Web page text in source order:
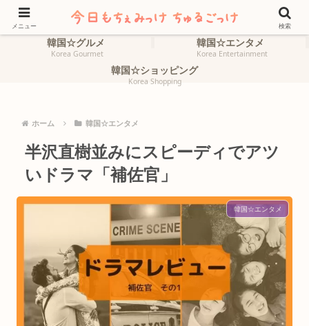
ホーム
HOME
韓国☆旅行
韓国☆グルメ
Korea Gourmet
韓国☆エンタメ
Korea Entertainment
韓国☆ショッピング
Korea Shopping
ホーム 韓国☆エンタメ
半沢直樹並みにスピーディでアツ
いドラマ「補佐官」
韓国☆エンタメ
メニュー 検索